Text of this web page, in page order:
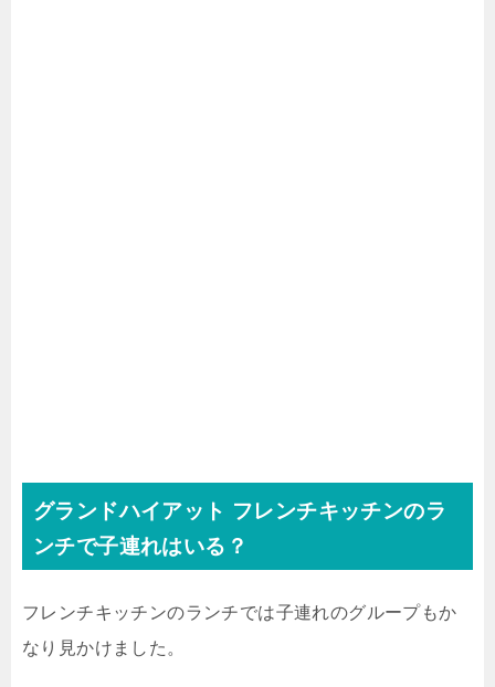
グランドハイアット フレンチキッチンのラ
ンチで子連れはいる？
フレンチキッチンのランチでは子連れのグループもか
なり見かけました。